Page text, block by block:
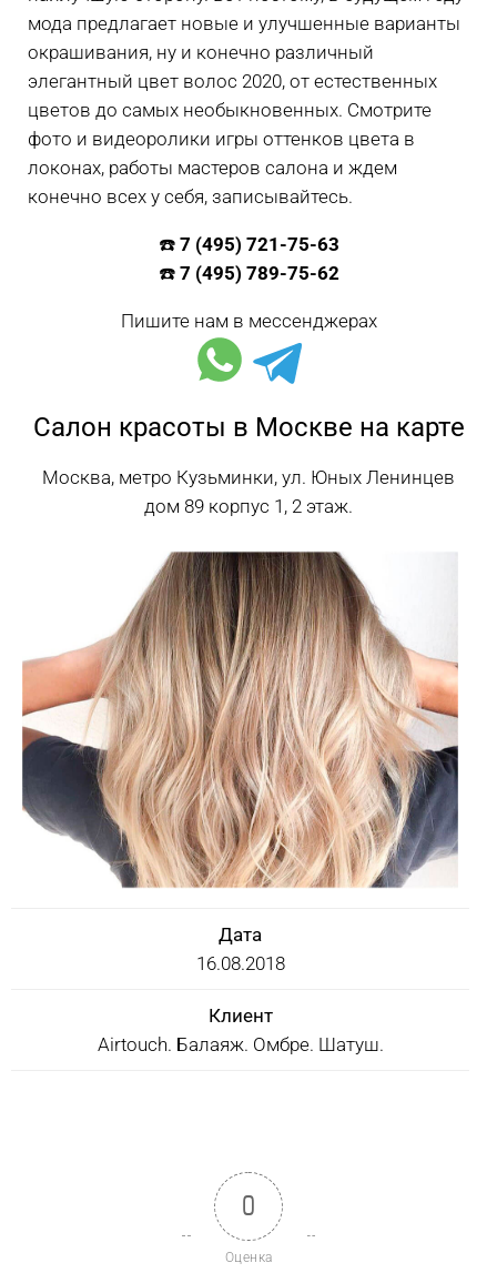
мода предлагает новые и улучшенные варианты
окрашивания, ну и конечно различный
элегантный цвет волос 2020, от естественных
цветов до самых необыкновенных. Смотрите
фото и видеоролики игры оттенков цвета в
локонах, работы мастеров салона и ждем
конечно всех у себя, записывайтесь.
☎️ 7 (495) 721-75-63
☎️ 7 (495) 789-75-62
Пишите нам в мессенджерах
Салон красоты в Москве на карте
Москва, метро Кузьминки, ул. Юных Ленинцев
дом 89 корпус 1, 2 этаж.
Дата
16.08.2018
Клиент
Airtouch. Балаяж. Омбре. Шатуш.
0
Оценка